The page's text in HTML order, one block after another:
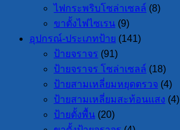
ไฟกระพริบโซล่าเซลล์ (8)
ขาตั้งไฟไซเรน (9)
อุปกรณ์-ประเภทป้าย (141)
ป้ายจราจร (91)
ป้ายจราจร โซล่าเซลล์ (18)
ป้ายสามเหลี่ยมหยุดตรวจ (4)
ป้ายสามเหลี่ยมสะท้อนแสง (4)
ป้ายตั้งพื้น (20)